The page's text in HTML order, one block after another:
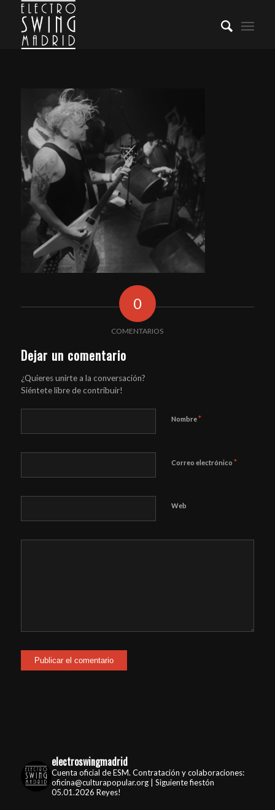
0
COMENTARIOS
Dejar un comentario
¿Quieres unirte a la conversación?
Siéntete libre de contribuir!
Nombre*
Correo electrónico *
Web
electroswingmadrid
Cuenta oficial de ESM. Contratación y colaboraciones:
oficina@culturapopular.org | Siguiente fiestón
05.01.2026 Reyes!